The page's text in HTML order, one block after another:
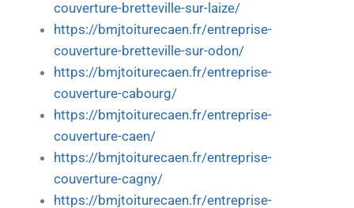
couverture-bretteville-sur-laize/
https://bmjtoiturecaen.fr/entreprise-
couverture-bretteville-sur-odon/
https://bmjtoiturecaen.fr/entreprise-
couverture-cabourg/
https://bmjtoiturecaen.fr/entreprise-
couverture-caen/
https://bmjtoiturecaen.fr/entreprise-
couverture-cagny/
https://bmjtoiturecaen.fr/entreprise-